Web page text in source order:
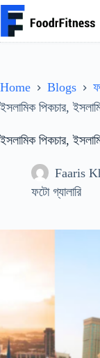
Skip
to
content
Home Blogs
ইসলামিক পিকচার,
ইসলামিক পিকচার,
Faaris
ফটো গ্যালারি